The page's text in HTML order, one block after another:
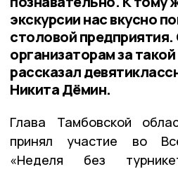
экскурсии нас вкусно
столовой
организаторам за
рассказал
Никита Дёмин.
Глава Тамбовской
принял участие во
«Неделя без